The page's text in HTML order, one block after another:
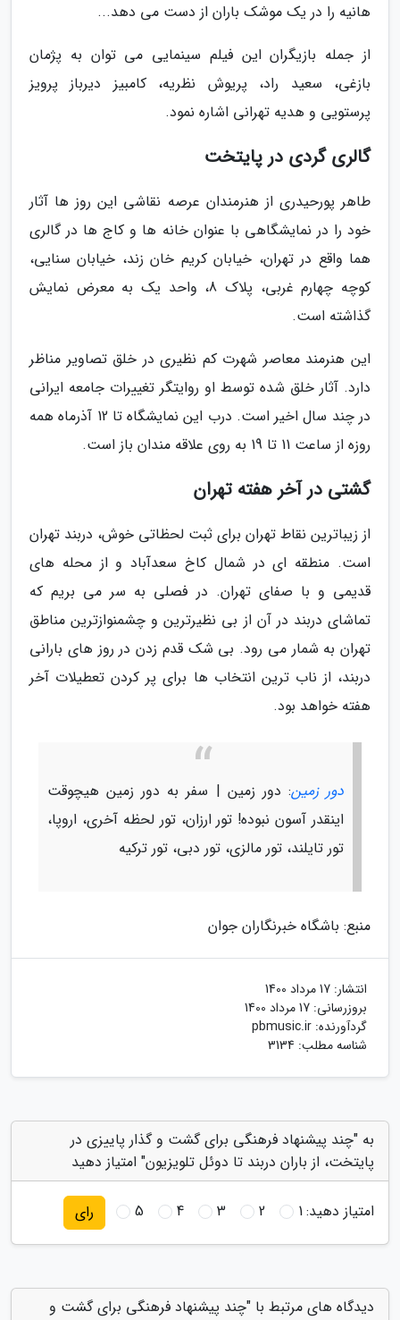
هانیه را در یک موشک باران از دست می دهد...
از جمله بازیگران این فیلم سینمایی می توان به پژمان
بازغی، سعید راد، پریوش نظریه، کامبیز دیرباز پرویز
پرستویی و هدیه تهرانی اشاره نمود.
گالری گردی در پایتخت
طاهر پورحیدری از هنرمندان عرصه نقاشی این روز ها آثار
خود را در نمایشگاهی با عنوان خانه ها و کاج ها در گالری
هما واقع در تهران، خیابان کریم خان زند، خیابان سنایی،
کوچه چهارم غربی، پلاک 8، واحد یک به معرض نمایش
گذاشته است.
این هنرمند معاصر شهرت کم نظیری در خلق تصاویر مناظر
دارد. آثار خلق شده توسط او روایتگر تغییرات جامعه ایرانی
در چند سال اخیر است. درب این نمایشگاه تا 12 آذرماه همه
روزه از ساعت 11 تا 19 به روی علاقه مندان باز است.
گشتی در آخر هفته تهران
از زیباترین نقاط تهران برای ثبت لحظاتی خوش، دربند تهران
است. منطقه ای در شمال کاخ سعدآباد و از محله های
قدیمی و با صفای تهران. در فصلی به سر می بریم که
تماشای دربند در آن از بی نظیرترین و چشمنوازترین مناطق
تهران به شمار می رود. بی شک قدم زدن در روز های بارانی
دربند، از ناب ترین انتخاب ها برای پر کردن تعطیلات آخر
هفته خواهد بود.
دور زمین: دور زمین | سفر به دور زمین هیچوقت
اینقدر آسون نبوده! تور ارزان، تور لحظه آخری، اروپا،
تور تایلند، تور مالزی، تور دبی، تور ترکیه
منبع: باشگاه خبرنگاران جوان
انتشار: 17 مرداد 1400
بروزرسانی: 17 مرداد 1400
گردآورنده: pbmusic.ir
شناسه مطلب: 3134
به "چند پیشنهاد فرهنگی برای گشت و گذار پاییزی در
پایتخت، از باران دربند تا دوئل تلویزیون" امتیاز دهید
امتیاز دهید:1
2
3
4
5 رای
دیدگاه های مرتبط با "چند پیشنهاد فرهنگی برای گشت و